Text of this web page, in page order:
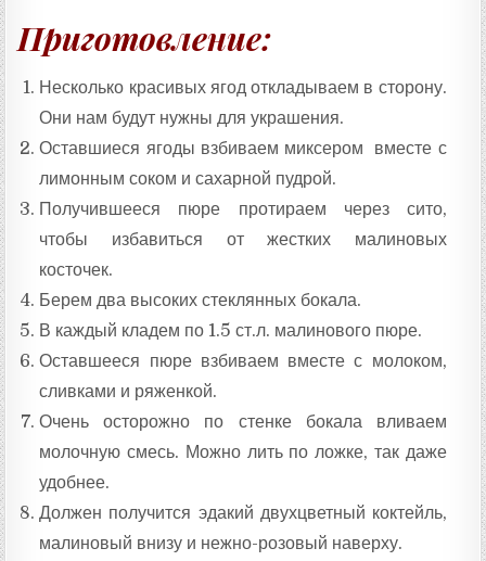
Приготовление:
Несколько красивых ягод откладываем в сторону.
Они нам будут нужны для украшения.
Оставшиеся ягоды взбиваем миксером вместе с
лимонным соком и сахарной пудрой.
Получившееся пюре протираем через сито,
чтобы избавиться от жестких малиновых
косточек.
Берем два высоких стеклянных бокала.
В каждый кладем по 1.5 ст.л. малинового пюре.
Оставшееся пюре взбиваем вместе с молоком,
сливками и ряженкой.
Очень осторожно по стенке бокала вливаем
молочную смесь. Можно лить по ложке, так даже
удобнее.
Должен получится эдакий двухцветный коктейль,
малиновый внизу и нежно-розовый наверху.